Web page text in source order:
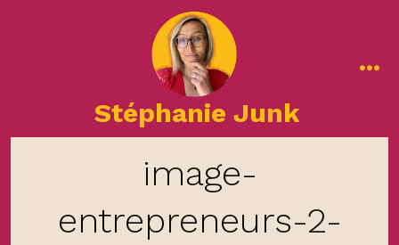
Stéphanie Junk
image-
entrepreneurs-2-